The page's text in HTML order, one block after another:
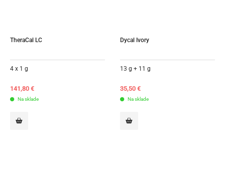
TheraCal LC
4 x 1 g
141,80 €
Na sklade
Dycal Ivory
13 g + 11 g
35,50 €
Na sklade